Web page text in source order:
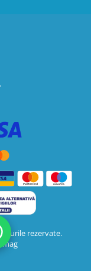
rezervate.